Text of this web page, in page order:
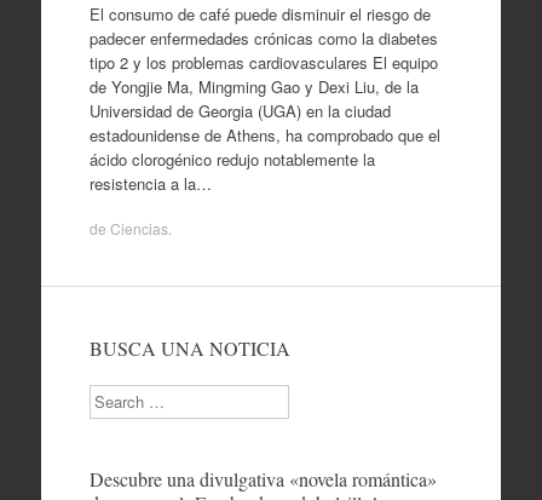
El consumo de café puede disminuir el riesgo de
padecer enfermedades crónicas como la diabetes
tipo 2 y los problemas cardiovasculares El equipo
de Yongjie Ma, Mingming Gao y Dexi Liu, de la
Universidad de Georgia (UGA) en la ciudad
estadounidense de Athens, ha comprobado que el
ácido clorogénico redujo notablemente la
resistencia a la…
de Ciencias.
BUSCA UNA NOTICIA
Search
Descubre una divulgativa «novela romántica»